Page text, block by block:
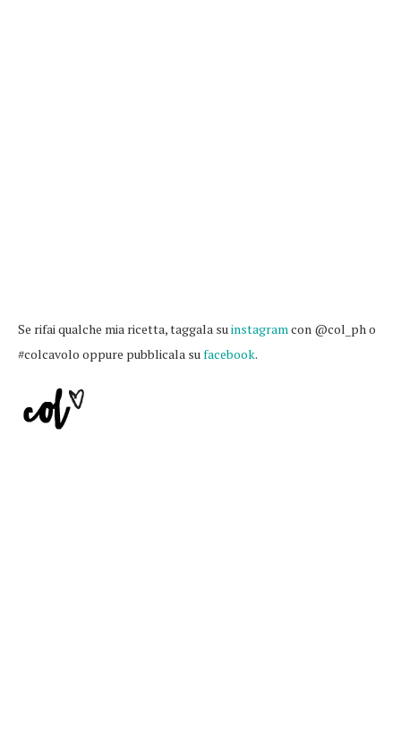
Se rifai qualche mia ricetta, taggala suinstagramcon @col_ph o
#colcavolo oppure pubblicala sufacebook.